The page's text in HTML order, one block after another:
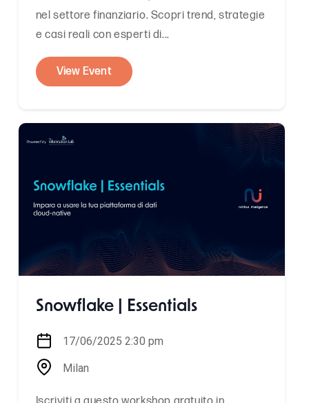
nel settore finanziario. Scopri trend, strategie
e casi reali con esperti di...
View Event
Snowflake | Essentials
17/06/2025 2:30 pm
Milan